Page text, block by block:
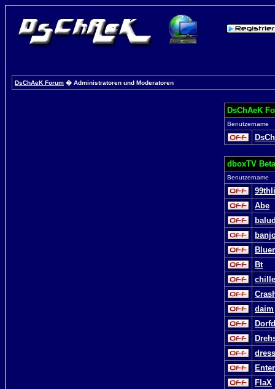
DsChAeK Forum � Administratoren und Moderatoren
DsChAeK
Benutzername
dboxTV
Benutzername
Abe
Bt
daim
FlaX